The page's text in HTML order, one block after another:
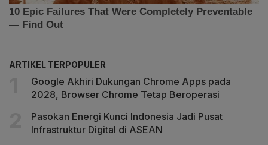
ARTIKEL TERPOPULER
Google Akhiri Dukungan Chrome Apps pada
2028, Browser Chrome Tetap Beroperasi
Pasokan Energi Kunci Indonesia Jadi Pusat
Infrastruktur Digital di ASEAN